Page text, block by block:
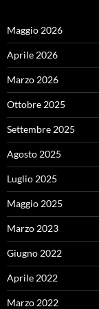
Maggio 2026
Aprile 2026
Marzo 2026
Ottobre 2025
Settembre 2025
Agosto 2025
Luglio 2025
Maggio 2025
Marzo 2023
Giugno 2022
Aprile 2022
Marzo 2022